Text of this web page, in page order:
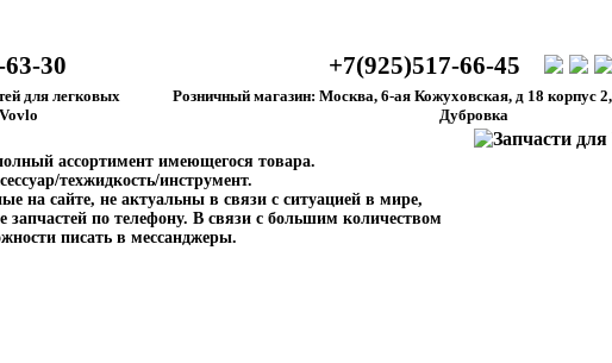
30
для легковых
+7(925)517-66-45
Розничный магазин: Москва, 6-ая Кожуховская, д 18 корпус
Дубровка
ассортимент имеющегося товара.
техжидкость/инструмент.
на сайте, не актуальны в связи с ситуацией в мире,
запчастей по телефону. В связи с большим количеством
писать в мессанджеры.